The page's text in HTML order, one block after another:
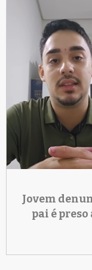
Jovem
pai é